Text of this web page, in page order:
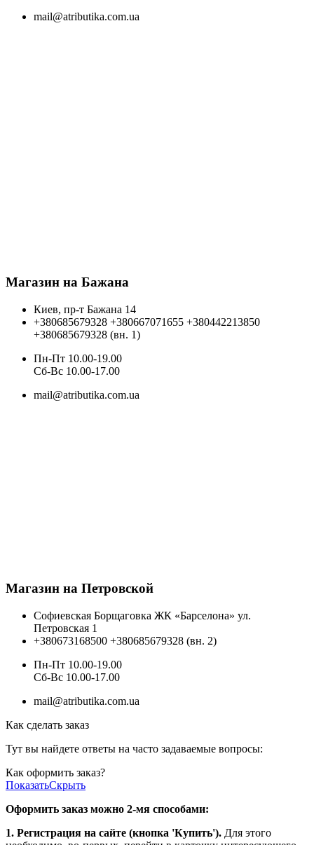
mail@atributika.com.ua
Магазин на Бажана
Киев, пр-т Бажана 14
+380685679328 +380667071655 +380442213850
+380685679328 (вн. 1)
Пн-Пт 10.00-19.00
Cб-Вс 10.00-17.00
mail@atributika.com.ua
Магазин на Петровской
Софиевская Борщаговка ЖК «Барселона» ул.
Петровская 1
+380673168500 +380685679328 (вн. 2)
Пн-Пт 10.00-19.00
Cб-Вс 10.00-17.00
mail@atributika.com.ua
Как сделать заказ
Тут вы найдете ответы на часто задаваемые вопросы:
Как оформить заказ?
ПоказатьСкрыть
Оформить заказ можно 2-мя способами:
1. Регистрация на сайте (кнопка 'Купить'). Для этого